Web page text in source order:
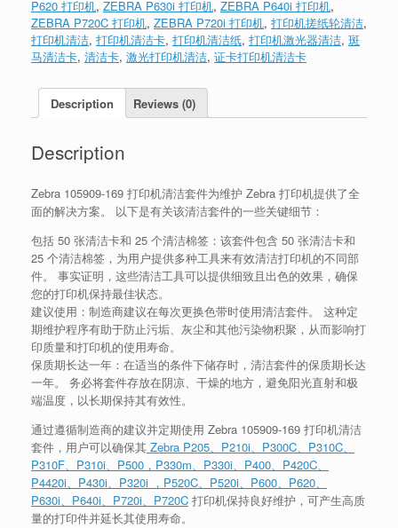
P620 打印机, ZEBRA P630i 打印机, ZEBRA P640i 打印机,
ZEBRA P720C 打印机, ZEBRA P720i 打印机, 打印机搓纸轮清洁,
打印机清洁, 打印机清洁卡, 打印机清洁纸, 打印机激光器清洁, 斑
马清洁卡, 清洁卡, 激光打印机清洁, 证卡打印机清洁卡
Description Reviews (0)
Description
Zebra 105909-169 打印机清洁套件为维护 Zebra 打印机提供了全
面的解决方案。 以下是有关该清洁套件的一些关键细节：
包括 50 张清洁卡和 25 个清洁棉签：该套件包含 50 张清洁卡和
25 个清洁棉签，为用户提供多种工具来有效清洁打印机的不同部
件。 事实证明，这些清洁工具可以提供细致且出色的效果，确保
您的打印机保持最佳状态。
建议使用：制造商建议在每次更换色带时使用清洁套件。 这种定
期维护程序有助于防止污垢、灰尘和其他污染物积聚，从而影响打
印质量和打印机的使用寿命。
保质期长达一年：在适当的条件下储存时，清洁套件的保质期长达
一年。 务必将套件存放在阴凉、干燥的地方，避免阳光直射和极
端温度，以长期保持其有效性。
通过遵循制造商的建议并定期使用 Zebra 105909-169 打印机清洁
套件，用户可以确保其 Zebra P205、P210i、P300C、P310C、
P310F、P310i、P500，P330m、P330i、P400、P420C、
P4420i、P430i、P320i ，P520C、P520i、P600、P620、
P630i、P640i、P720i、P720C 打印机保持良好维护，可产生高质
量的打印件并延长其使用寿命。